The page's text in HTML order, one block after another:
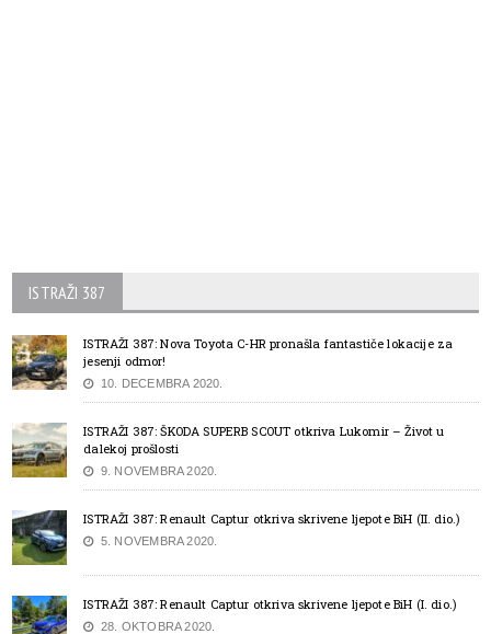
ISTRAŽI 387
ISTRAŽI 387: Nova Toyota C-HR pronašla fantastiče lokacije za
jesenji odmor!
10. DECEMBRA 2020.
ISTRAŽI 387: ŠKODA SUPERB SCOUT otkriva Lukomir – Život u
dalekoj prošlosti
9. NOVEMBRA 2020.
ISTRAŽI 387: Renault Captur otkriva skrivene ljepote BiH (II. dio.)
5. NOVEMBRA 2020.
ISTRAŽI 387: Renault Captur otkriva skrivene ljepote BiH (I. dio.)
28. OKTOBRA 2020.